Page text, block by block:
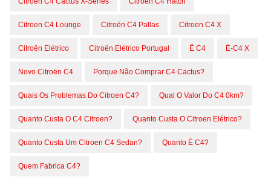
Citroen C4 Lounge Citroën C4 Pallas Citroen C4 X
Citroën Elétrico Citroën Elétrico Portugal Ë C4 Ë-C4 X
Novo Citroën C4 Porque Não Comprar C4 Cactus?
Quais Os Problemas Do Citroen C4? Qual O Valor Do C4 0km?
Quanto Custa O C4 Citroen? Quanto Custa O Citroen Elétrico?
Quanto Custa Um Citroen C4 Sedan? Quanto É C4?
Quem Fabrica C4?